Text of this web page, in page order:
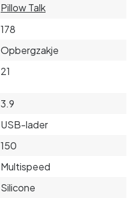
Pillow Talk
178
Opbergzakje
21
3.9
USB-lader
150
Multispeed
Silicone